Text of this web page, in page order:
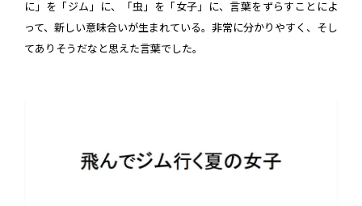
に」を「ジム」に、「虫」を「女子」に、言葉をずらすことによ
って、新しい意味合いが生まれている。非常に分かりやすく、そし
てありそうだなと思えた言葉でした。